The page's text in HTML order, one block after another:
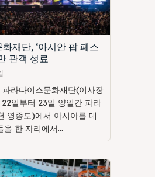
재단, ‘아시안 팝 페스
관객 성료
라다이스문화재단(이사장
일부터 23일 양일간 파라
영종도)에서 아시아를 대
을 한 자리에서...